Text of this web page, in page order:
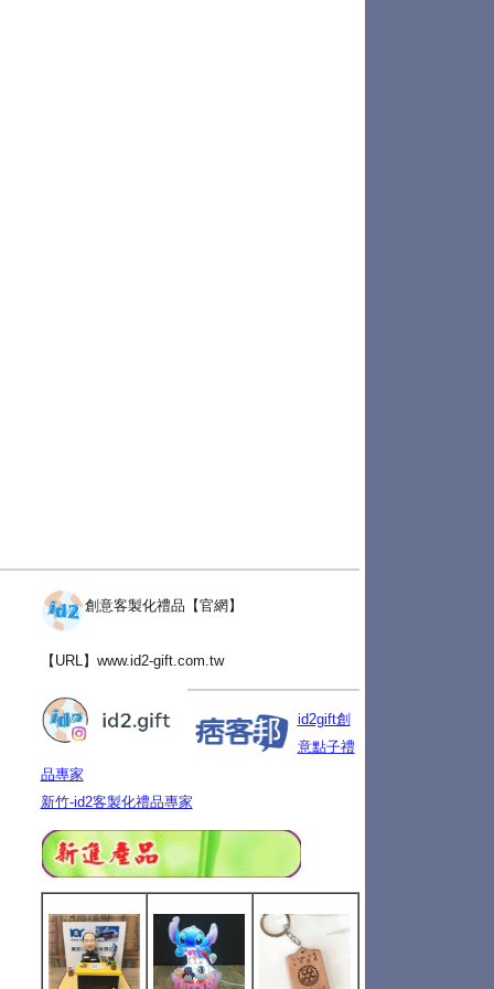
創意客製化禮品【官網】
【URL】 www.id2-gift.com.tw
id2gift創
意點子禮
品專家
新竹-id2客製化禮品專家